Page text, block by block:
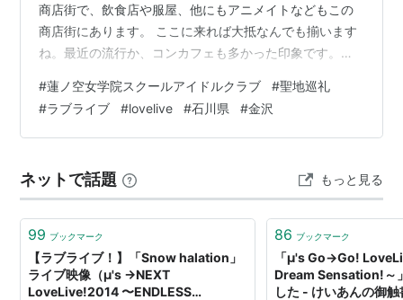
商店街で、飲食店や服屋、他にもアニメイトなどもこの
商店街にあります。 ここに来れば大抵なんでも揃います
ね。最近の流行か、コンカフェも多かった印象です。多
張りの店だと暇そうな態度がよく見えるんでね、よくな
いよ。竪町商店街から1本脇に入った道には茜やさんがあ
ります。 残念ながら定休日でしたので中に入ることはで
りに出るとこちら。 るりめぐが買い物をしていた場所、
ですが暗すぎる。よくわかりませんね。多分…
#蓮ノ空女学院スクールアイドルクラブ #聖地巡礼
#ラブライブ #lovelive #石川県 #金沢
ネットで話題 もっと見る
99 ブックマーク
【ラブライブ！】「Snow halation」
ライブ映像（μ's →NEXT
LoveLive!2014 〜ENDLESS
86 ブックマーク
「μ's Go→Go!
Dream Sensation!～
した - けいあんの御触